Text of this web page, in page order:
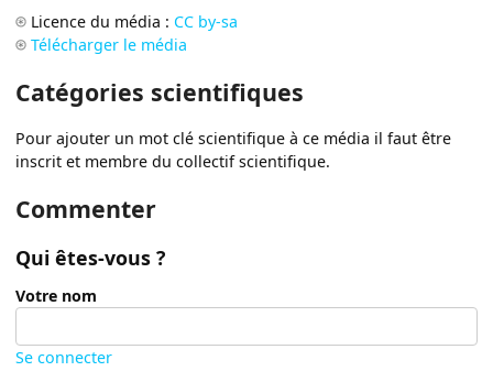
Licence du média : CC by-sa
Télécharger le média
Catégories scientifiques
Pour ajouter un mot clé scientifique à ce média il faut être
inscrit et membre du collectif scientifique.
Commenter
Qui êtes-vous ?
Votre nom
Se connecter